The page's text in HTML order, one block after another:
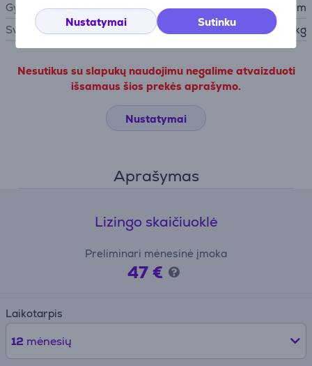
Nustatymai Sutinku
Gylis
46,8 cm
Svoris
27 kg
Nesutikus su slapukų naudojimu negalime atvaizduoti
išsamaus šios prekės aprašymo.
Nustatymai
Aprašymas
Lizingo skaičiuoklė
Preliminari mėnesinė įmoka
47 €
Laikotarpis
12 mėnesių